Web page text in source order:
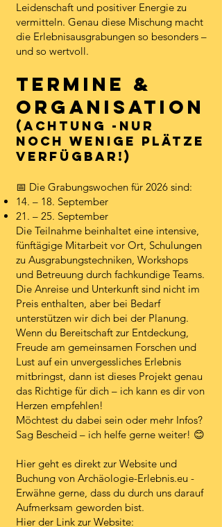
Leidenschaft und positiver Energie zu
vermitteln. Genau diese Mischung macht
die Erlebnisausgrabungen so besonders –
und so wertvoll.
Termine &
Organisation
(Achtung -nur
noch wenige Plätze
Verfügbar!)
📅 Die Grabungswochen für 2026 sind:
14. – 18. September
21. – 25. September
Die Teilnahme beinhaltet eine intensive,
fünftägige Mitarbeit vor Ort, Schulungen
zu Ausgrabungstechniken, Workshops
und Betreuung durch fachkundige Teams.
Die Anreise und Unterkunft sind nicht im
Preis enthalten, aber bei Bedarf
unterstützen wir dich bei der Planung.
Wenn du Bereitschaft zur Entdeckung,
Freude am gemeinsamen Forschen und
Lust auf ein unvergessliches Erlebnis
mitbringst, dann ist dieses Projekt genau
das Richtige für dich – ich kann es dir von
Herzen empfehlen!
Möchtest du dabei sein oder mehr Infos?
Sag Bescheid – ich helfe gerne weiter! 😊
Hier geht es direkt zur Website und
Buchung von Archäologie-Erlebnis.eu -
Erwähne gerne, dass du durch uns darauf
Aufmerksam geworden bist.
​Hier der Link zur Website: